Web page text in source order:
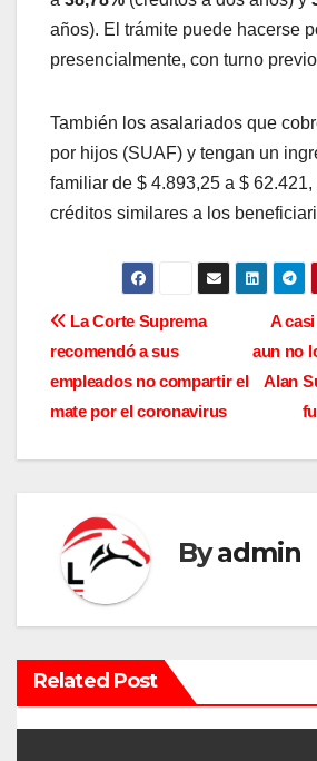
años). El trámite puede hacerse
presencialmente, con turno
También los asalariados que
por hijos (SUAF) y tengan un
familiar de $ 4.893,25 a $
créditos similares a los
N
a
v
e
a
c
ó
n
A
aun no
Alan
La Corte Suprema
recomendó a sus
empleados no compartir el
mate por el coronavirus
Byadmin
Related Post